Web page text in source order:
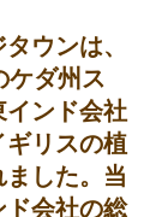
ウンは、
ケダ州ス
インド会社
ギリスの植
ました。当
ド会社の総